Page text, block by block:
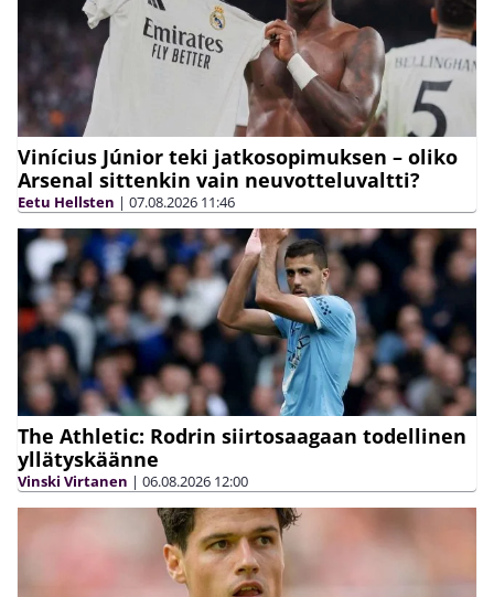
Vinícius Júnior teki jatkosopimuksen – oliko
Arsenal sittenkin vain neuvotteluvaltti?
Eetu Hellsten | 07.08.2026 11:46
The Athletic: Rodrin siirtosaagaan todellinen
yllätyskäänne
Vinski Virtanen | 06.08.2026 12:00